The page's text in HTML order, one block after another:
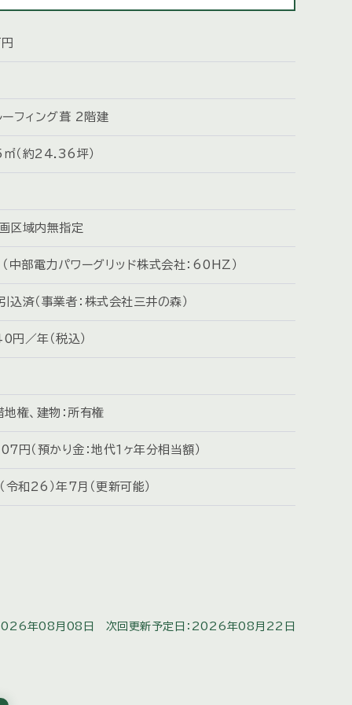
フィング葺 2階建
（約24.36坪）
区域内無指定
中部電力パワーグリッド株式会社：60HZ）
込済（事業者：株式会社三井の森）
／年（税込）
地権、建物：所有権
円（預かり金：地代１ヶ年分相当額）
和26）年7月（更新可能）
年08月08日 次回更新予定日：2026年08月22日